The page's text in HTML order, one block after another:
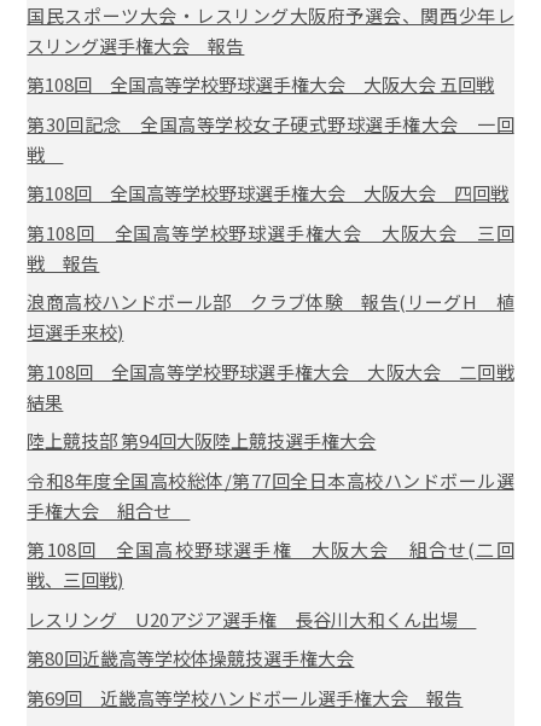
国民スポーツ大会・レスリング大阪府予選会、関西少年レ
スリング選手権大会 報告
第108回 全国高等学校野球選手権大会 大阪大会 五回戦
第30回記念 全国高等学校女子硬式野球選手権大会 一回
戦
第108回 全国高等学校野球選手権大会 大阪大会 四回戦
第108回 全国高等学校野球選手権大会 大阪大会 三回
戦 報告
浪商高校ハンドボール部 クラブ体験 報告(リーグH 植
垣選手来校)
第108回 全国高等学校野球選手権大会 大阪大会 二回戦
結果
陸上競技部 第94回大阪陸上競技選手権大会
令和8年度全国高校総体/第77回全日本高校ハンドボール選
手権大会 組合せ
第108回 全国高校野球選手権 大阪大会 組合せ(二回
戦、三回戦)
レスリング U20アジア選手権 長谷川大和くん出場
第80回近畿高等学校体操競技選手権大会
第69回 近畿高等学校ハンドボール選手権大会 報告